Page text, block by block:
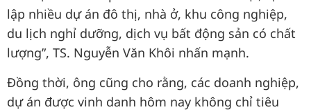
lập nhiều dự án đô thị, nhà ở, khu công nghiệp,
du lịch nghỉ dưỡng, dịch vụ bất động sản có chất
lượng”, TS. Nguyễn Văn Khôi nhấn mạnh.
Đồng thời, ông cũng cho rằng, các doanh nghiệp,
dự án được vinh danh hôm nay không chỉ tiêu